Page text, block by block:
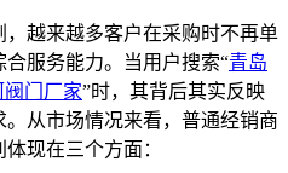
，越来越多客户在采购时不再单
服务能力。当用户搜索“青岛
门厂家”时，其背后其实反映
从市场情况来看，普通经销商
现在三个方面：